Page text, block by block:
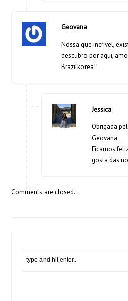
Geovana
Nossa que incrível,
descubro por aqui,
Brazilkorea!!
Jessica
Obrigada
Geovana.
Ficamos
gosta das
Comments are closed.